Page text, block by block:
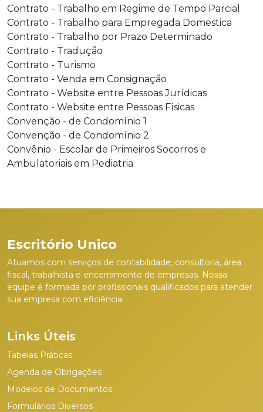
Contrato - Trabalho em Regime de Tempo Parcial
Contrato - Trabalho para Empregada Domestica
Contrato - Trabalho por Prazo Determinado
Contrato - Tradução
Contrato - Turismo
Contrato - Venda em Consignação
Contrato - Website entre Pessoas Jurídicas
Contrato - Website entre Pessoas Físicas
Convenção - de Condomínio 1
Convenção - de Condomínio 2
Convênio - Escolar de Primeiros Socorros e
Ambulatoriais em Pediatria
Escritório Unico
Atuamos com serviços de contabilidade, consultoria, área
fiscal, trabalhista e encerramento de empresas. Nossa
equipe é formada por profissionais qualificados para atender
sua empresa com eficiência.
Links Úteis
Tabelas Práticas
Agenda de Obrigações
Modelos de Documentos
Formulários Diversos